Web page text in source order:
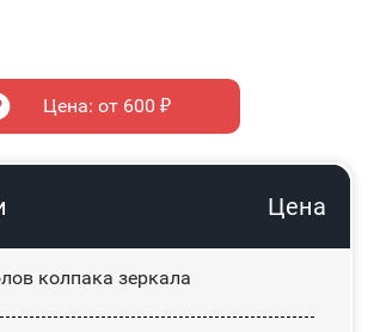
Цена: от 600 ₽
Цена
колпака зеркала